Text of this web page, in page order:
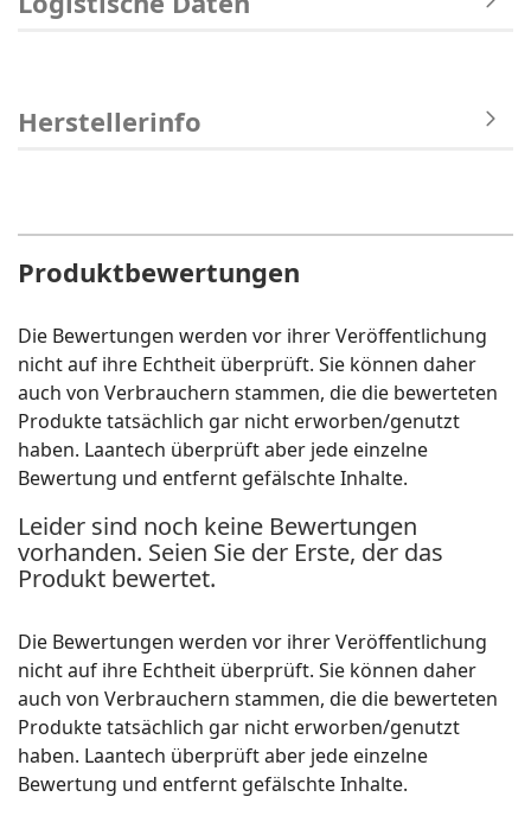
Herstellerinfo
Produktbewertungen
Die Bewertungen werden vor ihrer Veröffentlichung
nicht auf ihre Echtheit überprüft. Sie können daher
auch von Verbrauchern stammen, die die bewerteten
Produkte tatsächlich gar nicht erworben/genutzt
haben. Laantech überprüft aber jede einzelne
Bewertung und entfernt gefälschte Inhalte.
Leider sind noch keine Bewertungen
vorhanden. Seien Sie der Erste, der das
Produkt bewertet.
Die Bewertungen werden vor ihrer Veröffentlichung
nicht auf ihre Echtheit überprüft. Sie können daher
auch von Verbrauchern stammen, die die bewerteten
Produkte tatsächlich gar nicht erworben/genutzt
haben. Laantech überprüft aber jede einzelne
Bewertung und entfernt gefälschte Inhalte.